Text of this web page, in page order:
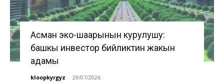
Асман эко-шаарынын курулушу:
башкы инвестор бийликтин жакын
адамы
kloopkyrgyz - 29/07/2026